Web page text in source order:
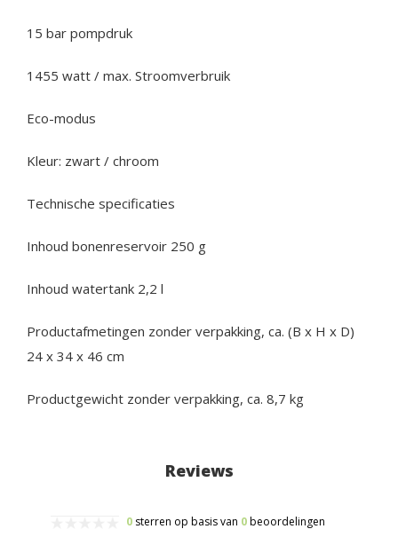
15 bar pompdruk
1455 watt / max. Stroomverbruik
Eco-modus
Kleur: zwart / chroom
Technische specificaties
Inhoud bonenreservoir 250 g
Inhoud watertank 2,2 l
Productafmetingen zonder verpakking, ca. (B x H x D)
24 x 34 x 46 cm
Productgewicht zonder verpakking, ca. 8,7 kg
Reviews
0 sterren op basis van 0beoordelingen